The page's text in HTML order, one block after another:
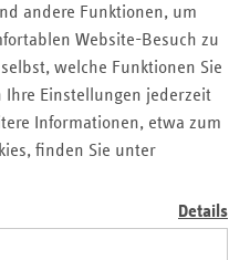
andere Funktionen, um
Website-Besuch zu
welche Funktionen Sie
Ihre Einstellungen jederzeit
Informationen, etwa zum
finden Sie unter
Details
auf Pump“. Ab 2027
Von der Bund-
Pflege“, die Ende
Bewertung ihrer
Klemens Antworten auf
der Zukunft, und
solidarisch abgesichert
Finanzierung.“